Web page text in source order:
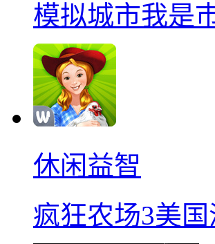
模拟城市我是
休闲益智
疯狂农场3美国